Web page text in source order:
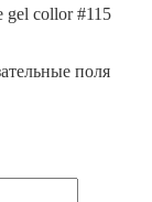
gel collor #115
поля